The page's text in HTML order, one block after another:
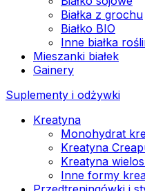
Białka z grochu
Białko BIO
Inne białka
Mieszanki białek
Gainery
Suplementy i odżywki
Kreatyna
Monohydrat
Kreatyna
Kreatyna
Inne formy